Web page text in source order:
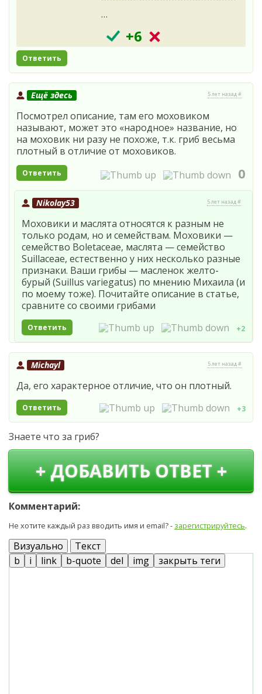
…
+6
Ответить
Ещё здесь 5 лет назад #
Посмотрел описание, там его моховиком
называют, может это «народное» название, но
на моховик ни разу не похоже, т.к. гриб весьма
плотный в отличие от моховиков.
Ответить 0
Nikolay53 5 лет назад #
Моховики и маслята относятся к разным не
только родам, но и семействам. Моховики —
семейство Boletaceae, маслята — семейство
Suillaceae, естественно у них несколько разные
признаки. Ваши грибы — масленок желто-
бурый (Suillus variegatus) по мнению Михаила (и
по моему тоже). Почитайте описание в статье,
сравните со своими грибами
Ответить +2
Michayl 5 лет назад #
Да, его характерное отличие, что он плотный.
Ответить +3
Знаете что за гриб?
+ ДОБАВИТЬ ОТВЕТ +
Комментарий:
Не хотите каждый раз вводить имя и email? - зарегистрируйтесь.
Визуально Текст